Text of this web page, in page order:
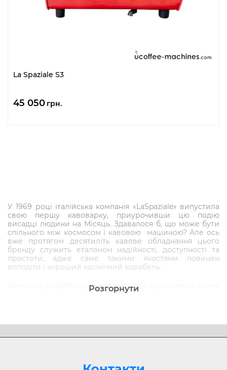
La Spaziale S3
45 050 грн.
У 1969 році італійська компанія «LaSpaziale» випустила
свою першу кавоварку, приурочивши цю подію
висадці людини на Місяць. Здавалося б, що може бути
спільного між космосом і кавовою машиною? Але ось
вже протягом десятиліть кавове обладнання цього
бренду служить еталоном надійності, доступності та
простоти, адже саме такими якостями повинен
володіти і хороший космічний корабель.
Компанія розробила і запатентувала оригінальну схему
нагріву води, що дозволяє в якості теплоагентаом
машини самої подавати воду;
Скорочення кількості опадів накипу в апараті;
Розгорнути